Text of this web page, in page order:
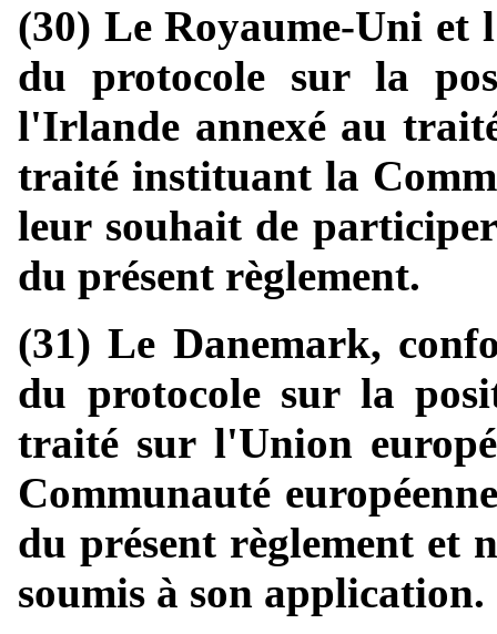
(30) Le Royaume-Uni
du protocole sur la
l'Irlande annexé au
traité instituant la
leur souhait de
du présent règlement.
(31) Le Danemark,
du protocole sur la
traité sur l'Union
Communauté
du présent règlement et
soumis à son application.